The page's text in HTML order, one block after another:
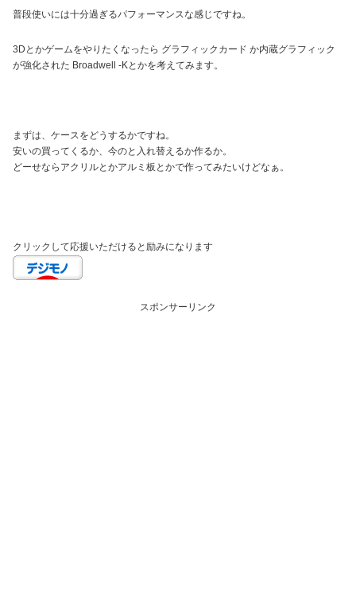
普段使いには十分過ぎるパフォーマンスな感じですね。
3Dとかゲームをやりたくなったら グラフィックカード か内蔵グラフィック
が強化された Broadwell -Kとかを考えてみます。
まずは、ケースをどうするかですね。
安いの買ってくるか、今のと入れ替えるか作るか。
どーせならアクリルとかアルミ板とかで作ってみたいけどなぁ。
クリックして応援いただけると励みになります
スポンサーリンク